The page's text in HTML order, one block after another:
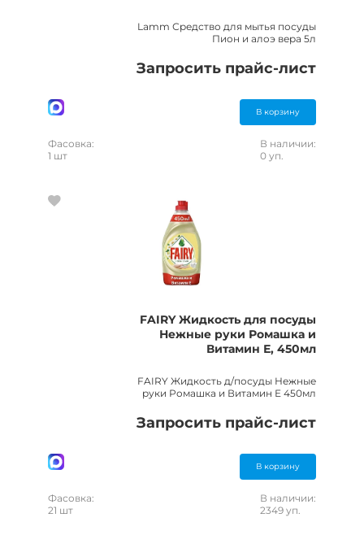
Lamm Средство для мытья посуды
Пион и алоэ вера 5л
Запросить прайс-лист
В корзину
Фасовка:
1 шт
В наличии:
0 уп.
FAIRY Жидкость для посуды
Нежные руки Ромашка и
Витамин Е, 450мл
FAIRY Жидкость д/посуды Нежные
руки Ромашка и Витамин Е 450мл
Запросить прайс-лист
В корзину
Фасовка:
21 шт
В наличии:
2349 уп.